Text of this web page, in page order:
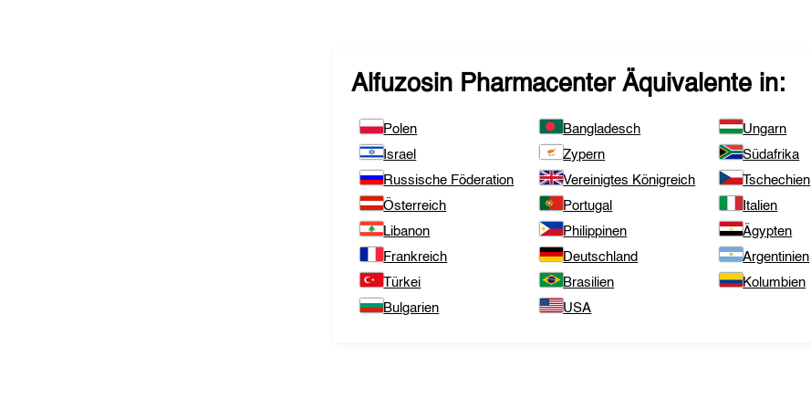
Alfuzosin PharmacenterÄquivalente in:
Polen Bangladesch Ungarn
Israel
Zypern Südafrika
Russische Föderation
Vereinigtes Königreich Tschechien
Österreich
Portugal Italien
Libanon
Philippinen Ägypten
Frankreich
Deutschland Argentinien
Türkei
Brasilien Kolumbien
Bulgarien
USA